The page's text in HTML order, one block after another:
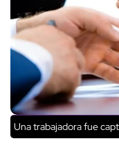
Una trabajadora fue